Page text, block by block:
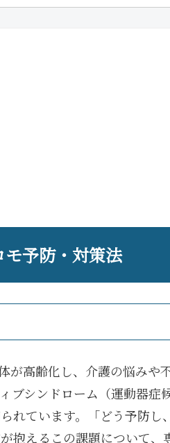
予防・対策法
が高齢化し、介護の悩みや
ブシンドローム（運動器症
れています。「どう予防し
抱えるこの課題について、